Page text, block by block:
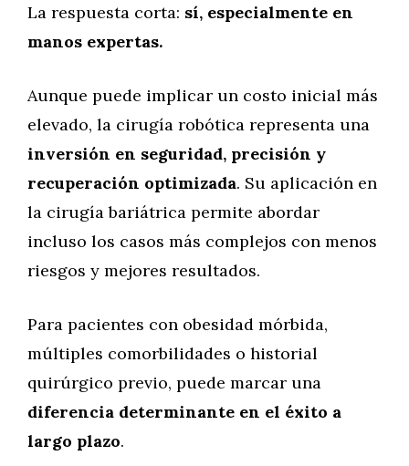
La respuesta corta: sí, especialmente en
manos expertas.
Aunque puede implicar un costo inicial más
elevado, la cirugía robótica representa una
inversión en seguridad, precisión y
recuperación optimizada. Su aplicación en
la cirugía bariátrica permite abordar
incluso los casos más complejos con menos
riesgos y mejores resultados.
Para pacientes con obesidad mórbida,
múltiples comorbilidades o historial
quirúrgico previo, puede marcar una
diferencia determinante en el éxito a
largo plazo.